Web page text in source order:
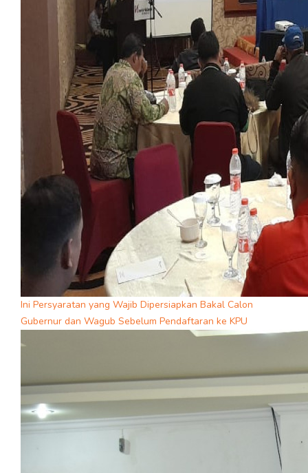
Ini Persyaratan yang Wajib Dipersiapkan Bakal Calon
Gubernur dan Wagub Sebelum Pendaftaran ke KPU